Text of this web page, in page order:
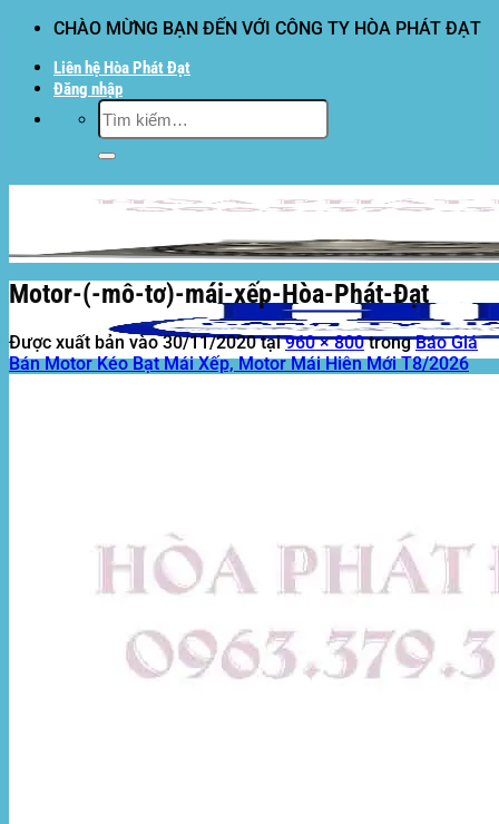
dung
CHÀO MỪNG BẠN ĐẾN VỚI CÔNG TY HÒA PHÁT ĐẠT
Liên hệ Hòa Phát Đạt
Đăng nhập
Tìm
kiếm:
Giới thiệu Hòa Phát Đạt
Sản Phẩm
Sản Phẩm Bạt Che Ngoài Trời
Bạt kéo ngoài trời
Bạt che tự cuốn
Bạt nhựa xanh cam
Motor-(-mô-tơ)-mái-xếp-Hòa-Phát-Đạt
Được xuất bản vào30/11/2020tại960 × 800trongBáo Giá
Bán Motor Kéo Bạt Mái Xếp, Motor Mái Hiên Mới T8/2026